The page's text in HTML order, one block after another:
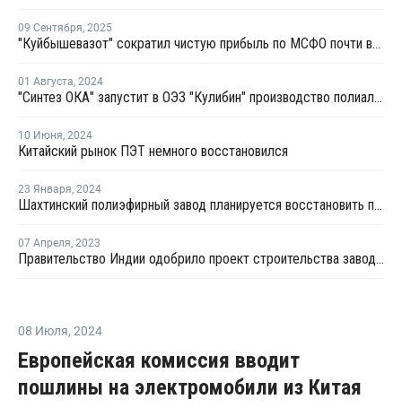
09 Сентября, 2025
"Куйбышевазот" сократил чистую прибыль по МСФО почти вдвое
01 Августа, 2024
"Синтез ОКА" запустит в ОЭЗ "Кулибин" производство полиалкиленгликолей и простых полиэфиров
10 Июня, 2024
Китайский рынок ПЭТ немного восстановился
23 Января, 2024
Шахтинский полиэфирный завод планируется восстановить после пожара в течение трех месяцев
07 Апреля, 2023
Правительство Индии одобрило проект строительства завода ПЭТ в штате Одиша
08 Июля, 2024
Европейская комиссия вводит
пошлины на электромобили из Китая